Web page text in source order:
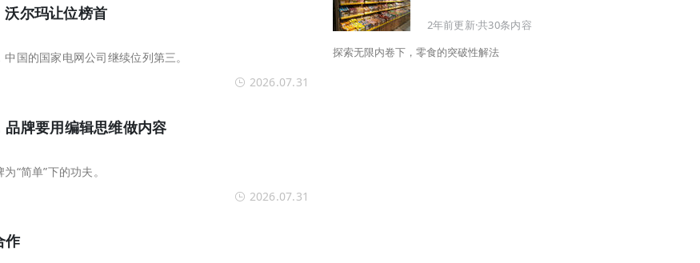
尔玛让位榜首
国的国家电网公司继续位列第三。
2026.07.31
牌要用编辑思维做内容
“简单”下的功夫。
2026.07.31
作
2年前更新·共30条内容
探索无限内卷下，零食的突破性解法